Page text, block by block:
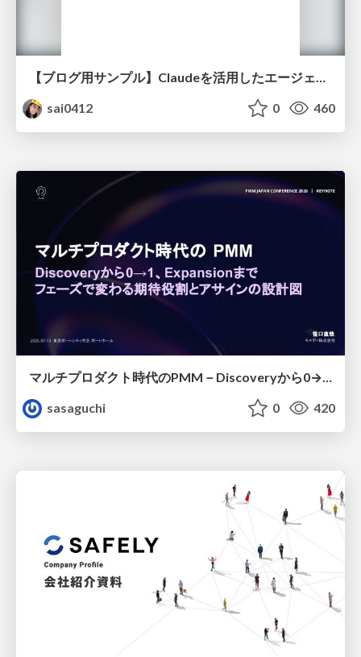
【ブログ用サンプル】Claudeを活用したエージェント分析レポート自動生成例
sai0412
0 460
マルチプロダクト時代のPMM－Discoveryから0→1、Expansionまで フェーズで変わる期待役割とアサインの設計図
sasaguchi
0 420